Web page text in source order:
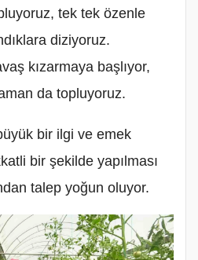
tek tek özenle
diziyoruz.
kızarmaya başlıyor,
da topluyoruz.
bir ilgi ve emek
bir şekilde yapılması
talep yoğun oluyor.